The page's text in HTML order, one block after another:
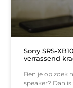
Sony SRS-
verrassend
Ben je op zoek
speaker? Dan